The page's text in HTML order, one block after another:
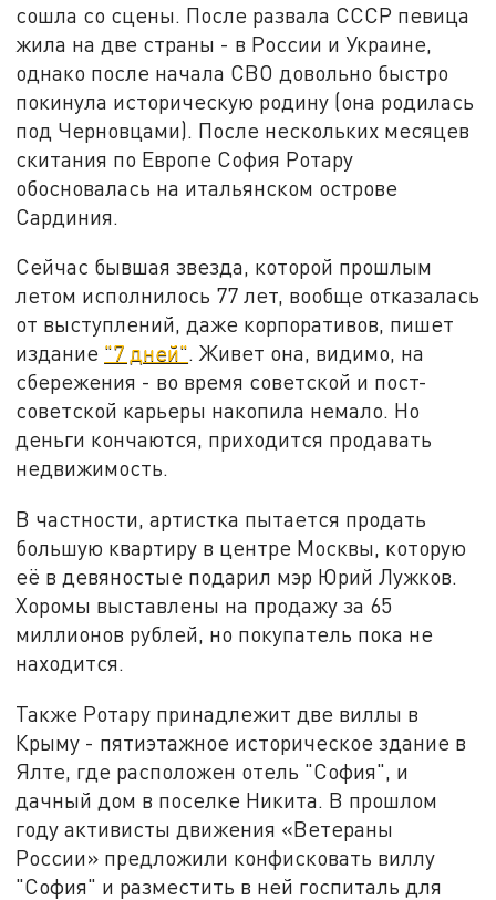
сошла со сцены. После развала СССР певица
жила на две страны - в России и Украине,
однако после начала СВО довольно быстро
покинула историческую родину (она родилась
под Черновцами). После нескольких месяцев
скитания по Европе София Ротару
обосновалась на итальянском острове
Сардиния.
Сейчас бывшая звезда, которой прошлым
летом исполнилось 77 лет, вообще отказалась
от выступлений, даже корпоративов, пишет
издание "7 дней". Живет она, видимо, на
сбережения - во время советской и пост-
советской карьеры накопила немало. Но
деньги кончаются, приходится продавать
недвижимость.
В частности, артистка пытается продать
большую квартиру в центре Москвы, которую
её в девяностые подарил мэр Юрий Лужков.
Хоромы выставлены на продажу за 65
миллионов рублей, но покупатель пока не
находится.
Также Ротару принадлежит две виллы в
Крыму - пятиэтажное историческое здание в
Ялте, где расположен отель "София", и
дачный дом в поселке Никита. В прошлом
году активисты движения «Ветераны
России» предложили конфисковать виллу
"София" и разместить в ней госпиталь для